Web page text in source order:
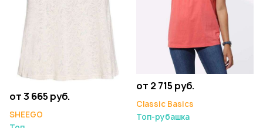
от 3 665 руб.
SHEEGO
от 2 715 руб.
Classic Basics
Топ-рубашка